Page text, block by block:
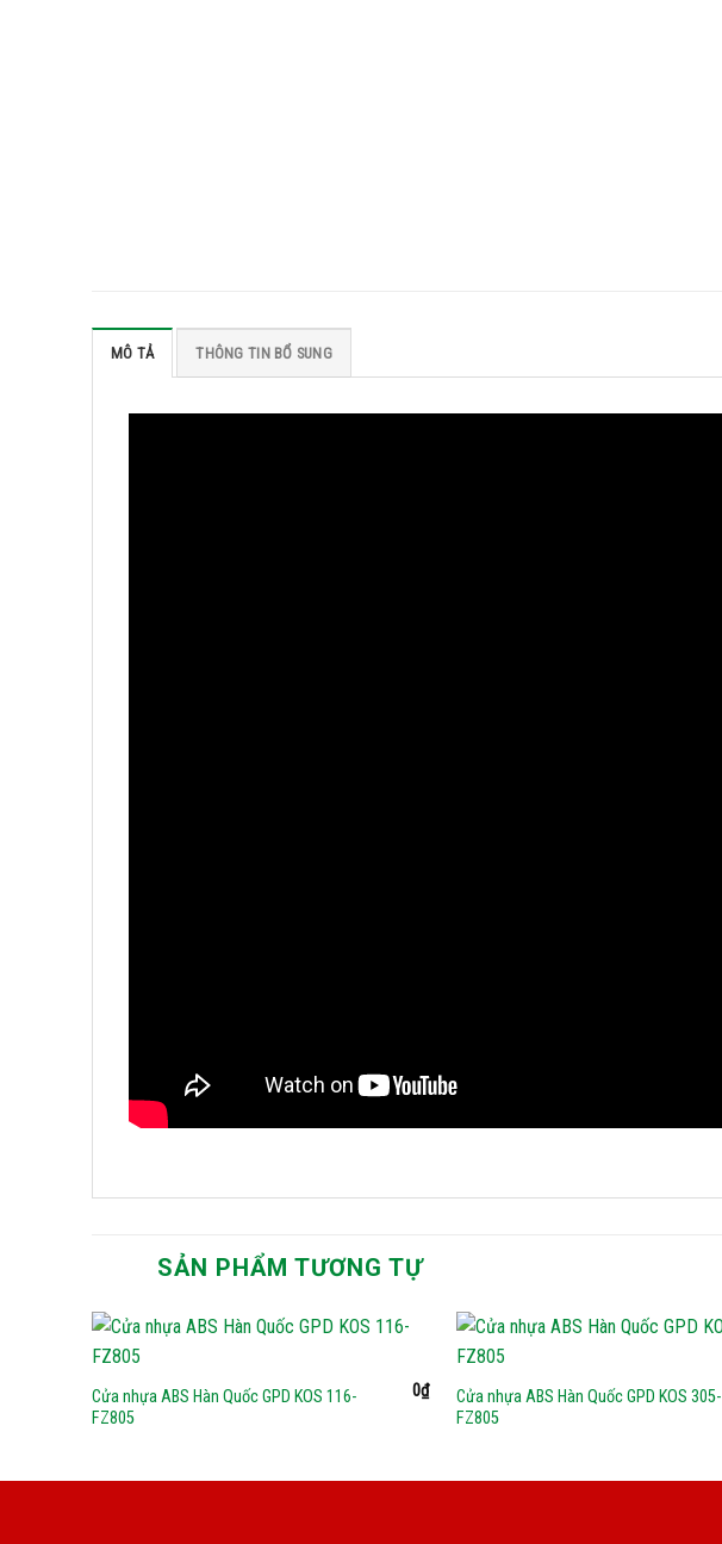
MÔ TẢ THÔNG TIN BỔ SUNG
SẢN PHẨM TƯƠNG TỰ
Cửa nhựa ABS Hàn Quốc GPD KOS 116-
FZ805
0₫
Cửa nhựa ABS Hàn Quốc GPD KOS 305-
FZ805